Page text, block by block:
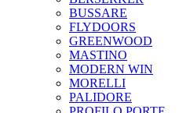
BUSSARE
FLYDOORS
GREENWOOD
MASTINO
MODERN WIN
MORELLI
PALIDORE